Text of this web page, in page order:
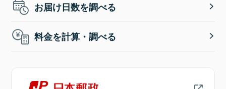
お届け日数を調べる
料金を計算・調べる